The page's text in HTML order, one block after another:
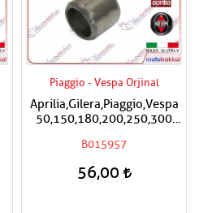
Piaggio - Vespa Orjinal
Aprilia,Gilera,Piaggio,Vespa
50,150,180,200,250,300
Fiyatıdır
B015957
56,00